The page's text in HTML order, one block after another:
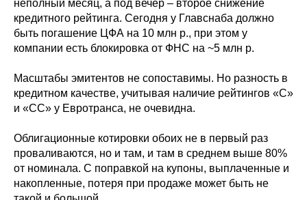
неполный месяц, а под вечер – второе снижение
кредитного рейтинга. Сегодня у Главснаба должно
быть погашение ЦФА на 10 млн р., при этом у
компании есть блокировка от ФНС на ~5 млн р.
Масштабы эмитентов не сопоставимы. Но разность в
кредитном качестве, учитывая наличие рейтингов «C»
и «CC» у Евротранса, не очевидна.
Облигационные котировки обоих не в первый раз
проваливаются, но и там, и там в среднем выше 80%
от номинала. С поправкой на купоны, выплаченные и
накопленные, потеря при продаже может быть не